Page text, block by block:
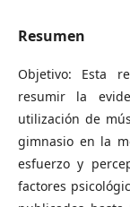
Resumen
Objetivo: Esta
resumir la
utilización de
gimnasio en la
esfuerzo y
factores